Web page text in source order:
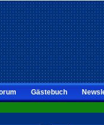
Gästebuch